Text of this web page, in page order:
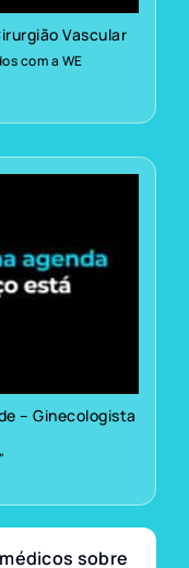
Vascular
com a WE
– Ginecologista
sobre